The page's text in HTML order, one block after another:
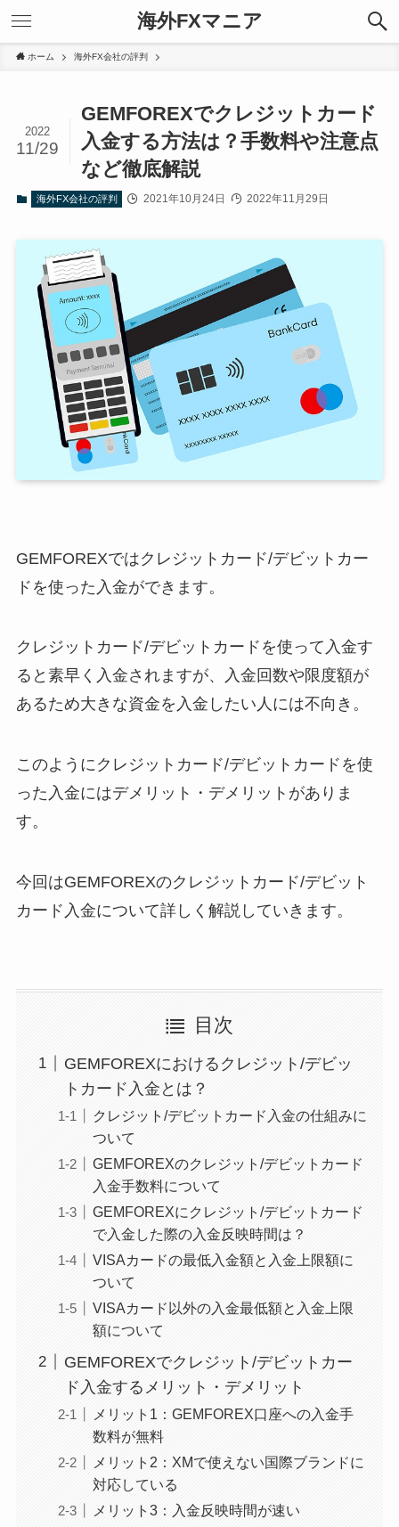
海外FXマニア
ホーム 海外FX会社の評判
GEMFOREXでクレジットカード
入金する方法は？手数料や注意点
など徹底解説
2022
11/29
海外FX会社の評判 2021年10月24日 2022年11月29日
GEMFOREXではクレジットカード/デビットカー
ドを使った入金ができます。
クレジットカード/デビットカードを使って入金す
ると素早く入金されますが、入金回数や限度額が
あるため大きな資金を入金したい人には不向き。
このようにクレジットカード/デビットカードを使
った入金にはデメリット・デメリットがありま
す。
今回はGEMFOREXのクレジットカード/デビット
カード入金について詳しく解説していきます。
目次
GEMFOREXにおけるクレジット/デビッ
トカード入金とは？
クレジット/デビットカード入金の仕組みに
ついて
GEMFOREXのクレジット/デビットカード
入金手数料について
GEMFOREXにクレジット/デビットカード
で入金した際の入金反映時間は？
VISAカードの最低入金額と入金上限額に
ついて
VISAカード以外の入金最低額と入金上限
額について
GEMFOREXでクレジット/デビットカー
ド入金するメリット・デメリット
メリット1：GEMFOREX口座への入金手
数料が無料
メリット2：XMで使えない国際ブランドに
対応している
メリット3：入金反映時間が速い